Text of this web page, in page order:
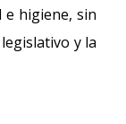
e higiene, sin
y la